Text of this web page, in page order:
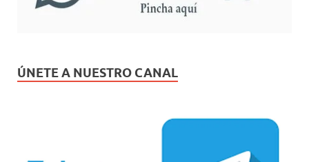
ÚNETE A NUESTRO CANAL